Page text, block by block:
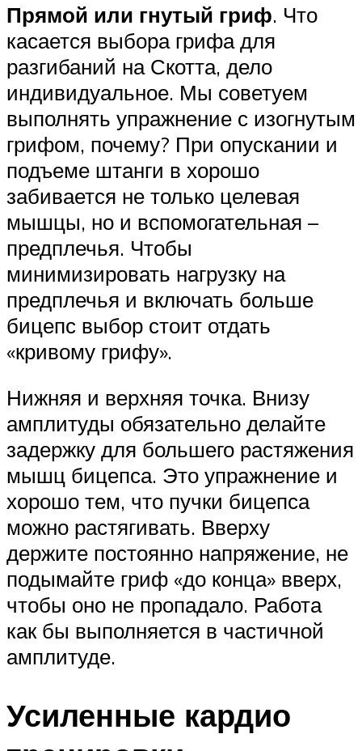
Прямой или гнутый гриф. Что
касается выбора грифа для
разгибаний на Скотта, дело
индивидуальное. Мы советуем
выполнять упражнение с изогнутым
грифом, почему? При опускании и
подъеме штанги в хорошо
забивается не только целевая
мышцы, но и вспомогательная –
предплечья. Чтобы
минимизировать нагрузку на
предплечья и включать больше
бицепс выбор стоит отдать
«кривому грифу».
Нижняя и верхняя точка. Внизу
амплитуды обязательно делайте
задержку для большего растяжения
мышц бицепса. Это упражнение и
хорошо тем, что пучки бицепса
можно растягивать. Вверху
держите постоянно напряжение, не
подымайте гриф «до конца» вверх,
чтобы оно не пропадало. Работа
как бы выполняется в частичной
амплитуде.
Усиленные кардио